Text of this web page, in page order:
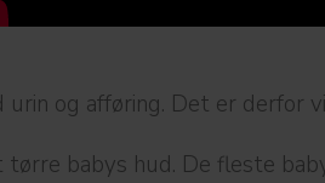
og afføring. Det er derfor
babys hud. De fleste